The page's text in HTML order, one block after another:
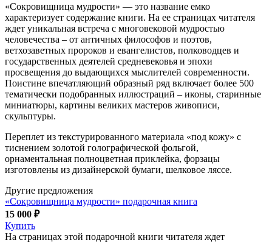
«Сокровищница мудрости» — это название емко
характеризует содержание книги. На ее страницах читателя
ждет уникальная встреча с многовековой мудростью
человечества – от античных философов и поэтов,
ветхозаветных пророков и евангелистов, полководцев и
государственных деятелей средневековья и эпохи
просвещения до выдающихся мыслителей современности.
Поистине впечатляющий образный ряд включает более 500
тематически подобранных иллюстраций – иконы, старинные
миниатюры, картины великих мастеров живописи,
скульптуры.
Переплет из текстурированного материала «под кожу» с
тиснением золотой голографической фольгой,
орнаментальная полноцветная приклейка, форзацы
изготовлены из дизайнерской бумаги, шелковое ляссе.
Другие предложения
«Сокровищница мудрости» подарочная книга
15 000 ₽
Купить
На страницах этой подарочной книги читателя ждет